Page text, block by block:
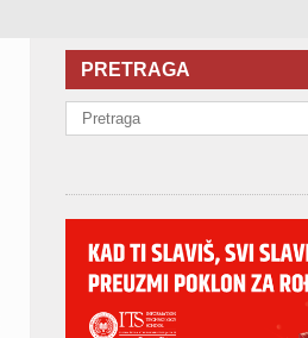
PRETRAGA